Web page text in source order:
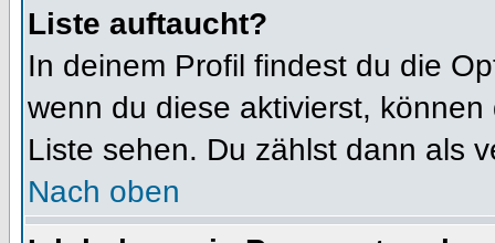
Liste auftaucht?
In deinem Profil findest du die
wenn du diese aktivierst,
Liste sehen. Du zählst dann als
Nach oben